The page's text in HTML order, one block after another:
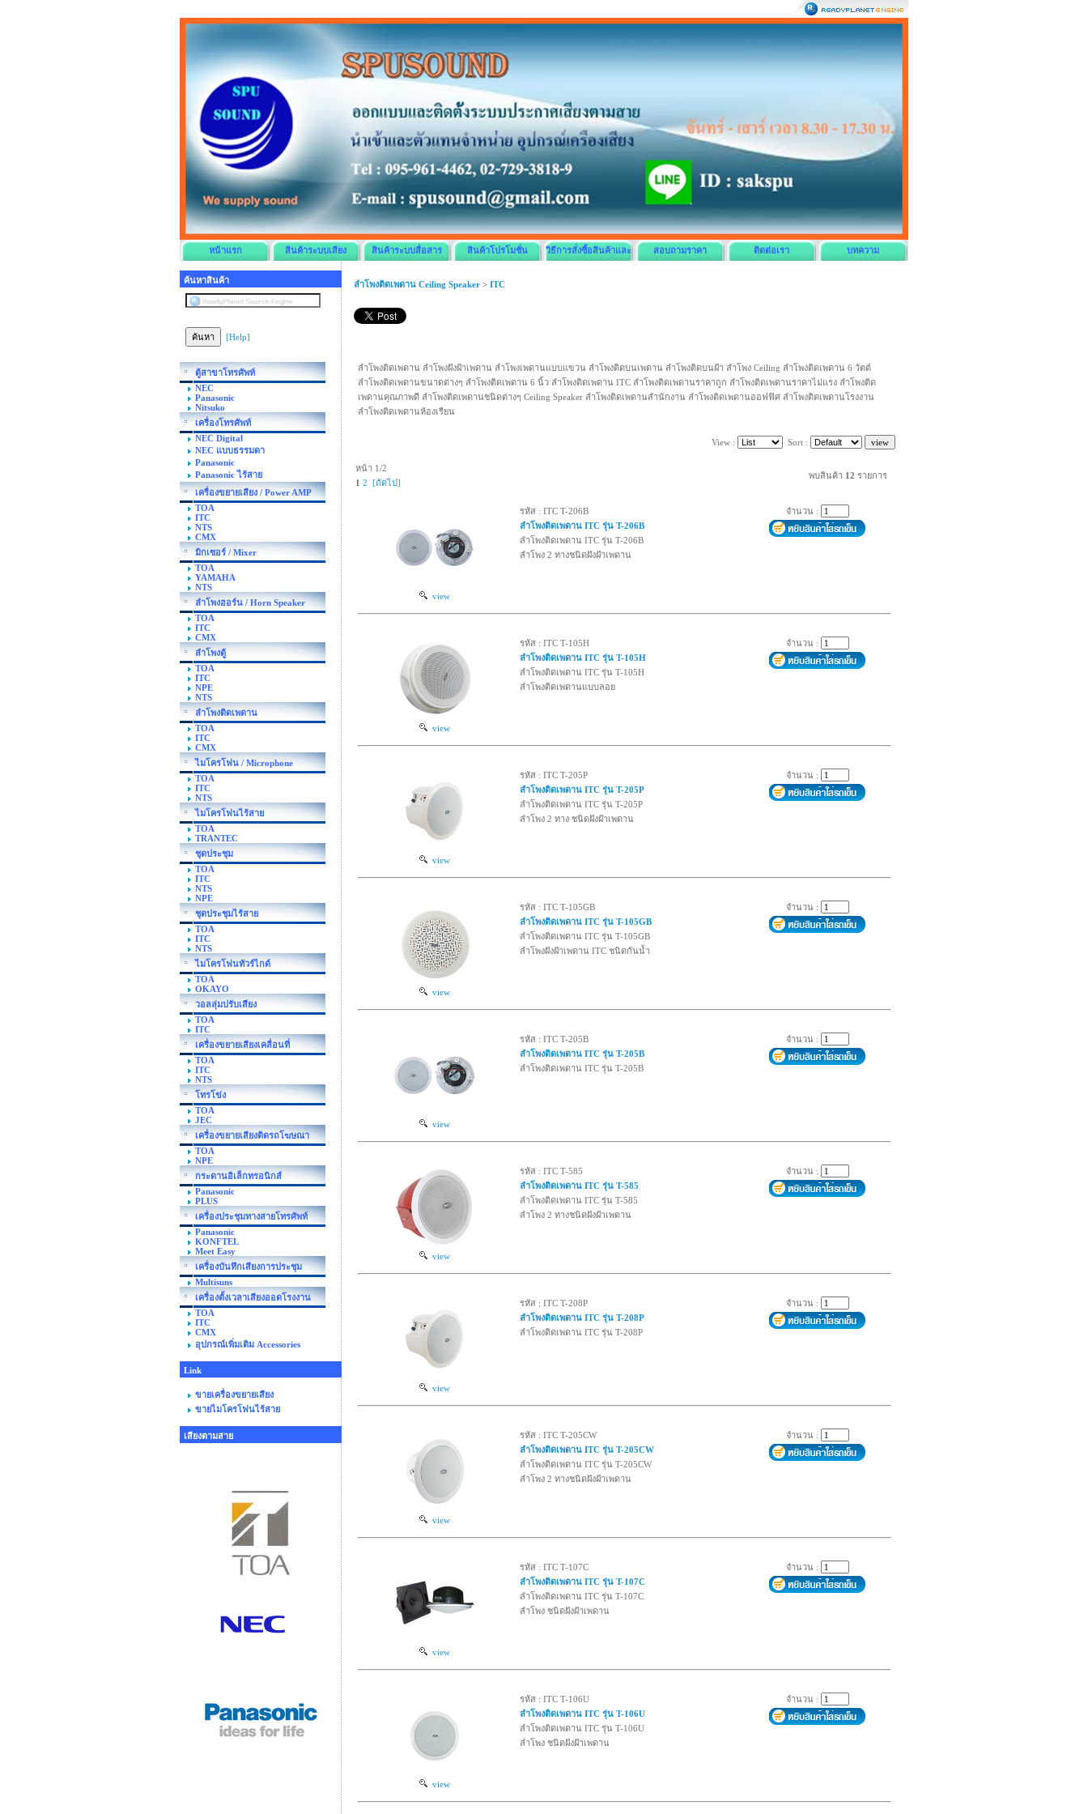
หน้าแรก สินค้าระบบเสียง สินค้าระบบสื่อสาร สินค้าโปรโมชั่น วิธีการสั่งซื้อสินค้าและ สอบถามราคา ติดต่อเรา บทความ
ค้นหาสินค้า
[Help]
ตู้สาขาโทรศัพท์
NEC
Panasonic
Nitsuko
เครื่องโทรศัพท์
NEC Digital
NEC แบบธรรมดา
Panasonic
Panasonic ไร้สาย
เครื่องขยายเสียง / Power AMP
TOA
ITC
NTS
CMX
มิกเซอร์ / Mixer
TOA
YAMAHA
NTS
ลำโพงฮอร์น / Horn Speaker
TOA
ITC
CMX
ลำโพงตู้
TOA
ITC
NPE
NTS
ลำโพงติดเพดาน
TOA
ITC
CMX
ไมโครโฟน / Microphone
TOA
ITC
NTS
ไมโครโฟนไร้สาย
TOA
TRANTEC
ชุดประชุม
TOA
ITC
NTS
NPE
ชุดประชุมไร้สาย
TOA
ITC
NTS
ไมโครโฟนทัวร์ไกด์
TOA
OKAYO
วอลลุ่มปรับเสียง
TOA
ITC
เครื่องขยายเสียงเคลื่อนที่
TOA
ITC
NTS
โทรโข่ง
TOA
JEC
เครื่องขยายเสียงติดรถโฆษณา
TOA
NPE
กระดานอิเล็กทรอนิกส์
Panasonic
PLUS
เครื่องประชุมทางสายโทรศัพท์
Panasonic
KONFTEL
Meet Easy
เครื่องบันทึกเสียงการประชุม
Multisuns
เครื่องตั้งเวลาเสียงออดโรงงาน
TOA
ITC
CMX
อุปกรณ์เพิ่มเติม Accessories
Link
ขายเครื่องขยายเสียง
ขายไมโครโฟนไร้สาย
เสียงตามสาย
ลำโพงติดเพดาน Ceiling Speaker >ITC
ลำโพงติดเพดาน ลำโพงฝังฝ้าเพดาน ลำโพงเพดานแบบแขวน ลำโพงติดบนเพดาน ลำโพงติดบนฝ้า ลำโพง Ceiling ลำโพงติดเพดาน 6 วัตต์
ลำโพงติดเพดานขนาดต่างๆ ลำโพงติดเพดาน 6 นิ้ว ลำโพงติดเพดาน ITC ลำโพงติดเพดานราคาถูก ลำโพงติดเพดานราคาไม่แรง ลำโพงติด
เพดานคุณภาพดี ลำโพงติดเพดานชนิดต่างๆ Ceiling Speaker ลำโพงติดเพดานสำนักงาน ลำโพงติดเพดานออฟฟิศ ลำโพงติดเพดานโรงงาน
ลำโพงติดเพดานห้องเรียน
View : Sort :
หน้า 1/2
1 2 [ถัดไป]
พบสินค้า 12 รายการ
view
รหัส : ITC T-206B
ลำโพงติดเพดาน ITC รุ่น T-206B
ลำโพงติดเพดาน ITC รุ่น T-206B
ลำโพง 2 ทางชนิดฝังฝ้าเพดาน
จำนวน :
view
รหัส : ITC T-105H
ลำโพงติดเพดาน ITC รุ่น T-105H
ลำโพงติดเพดาน ITC รุ่น T-105H
ลำโพงติดเพดานแบบลอย
จำนวน :
view
รหัส : ITC T-205P
ลำโพงติดเพดาน ITC รุ่น T-205P
ลำโพงติดเพดาน ITC รุ่น T-205P
ลำโพง 2 ทาง ชนิดฝังฝ้าเพดาน
จำนวน :
view
รหัส : ITC T-105GB
ลำโพงติดเพดาน ITC รุ่น T-105GB
ลำโพงติดเพดาน ITC รุ่น T-105GB
ลำโพงฝังฝ้าเพดาน ITC ชนิดกันน้ำ
จำนวน :
view
รหัส : ITC T-205B
ลำโพงติดเพดาน ITC รุ่น T-205B
ลำโพงติดเพดาน ITC รุ่น T-205B
จำนวน :
view
รหัส : ITC T-585
ลำโพงติดเพดาน ITC รุ่น T-585
ลำโพงติดเพดาน ITC รุ่น T-585
ลำโพง 2 ทางชนิดฝังฝ้าเพดาน
จำนวน :
view
รหัส : ITC T-208P
ลำโพงติดเพดาน ITC รุ่น T-208P
ลำโพงติดเพดาน ITC รุ่น T-208P
จำนวน :
view
รหัส : ITC T-205CW
ลำโพงติดเพดาน ITC รุ่น T-205CW
ลำโพงติดเพดาน ITC รุ่น T-205CW
ลำโพง 2 ทางชนิดฝังฝ้าเพดาน
จำนวน :
view
รหัส : ITC T-107C
ลำโพงติดเพดาน ITC รุ่น T-107C
ลำโพงติดเพดาน ITC รุ่น T-107C
ลำโพง ชนิดฝังฝ้าเพดาน
จำนวน :
view
รหัส : ITC T-106U
ลำโพงติดเพดาน ITC รุ่น T-106U
ลำโพงติดเพดาน ITC รุ่น T-106U
ลำโพง ชนิดฝังฝ้าเพดาน
จำนวน :